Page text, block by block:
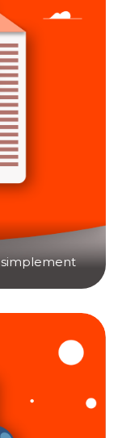
simplement